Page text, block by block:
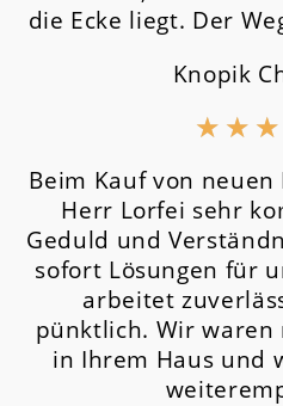
die Ecke liegt. Der
Knopik
★ ★ ★
Beim Kauf von
Herr Lorfei sehr
Geduld und
sofort Lösungen für
arbeitet
pünktlich. Wir waren
in Ihrem Haus und